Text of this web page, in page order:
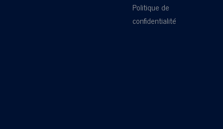
Politique de
confidentialité